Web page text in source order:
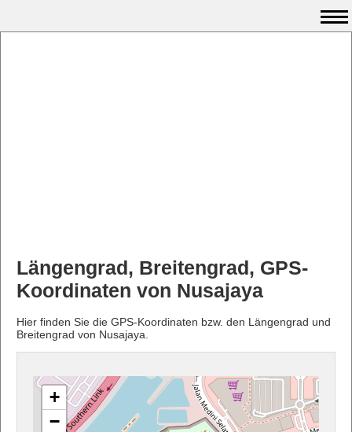
Längengrad, Breitengrad, GPS-
Koordinaten von Nusajaya
Hier finden Sie die GPS-Koordinaten bzw. den Längengrad und
Breitengrad von Nusajaya.
+
−